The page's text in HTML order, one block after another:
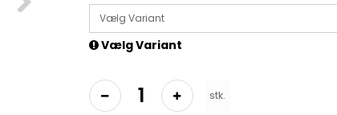
Vælg Variant
Vælg Variant
stk.